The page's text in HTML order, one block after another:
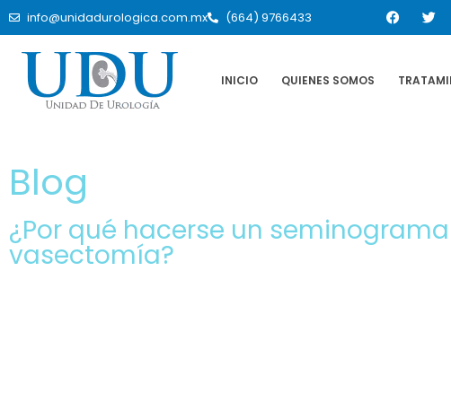
info@unidadurologica.com.mx (664) 9766433
INICIO QUIENES SOMOS
Blog
¿Por qué hacerse un
vasectomía?